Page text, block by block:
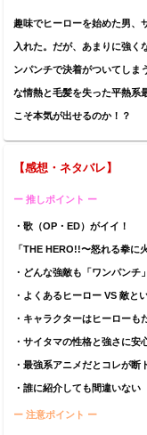
趣味でヒーローを始めた男、
入れた。だが、あまりに強く
ンパンチで決着がついてしま
な情熱と毛髪を失った平熱系
こそ本気が出せるのか！？
【感想・ネタバレ】
ー 推しポイント ー
・歌（OP・ED）がイイ！
「THE HERO!!〜怒れる拳に
・どんな強敵も「ワンパン
・よくあるヒーロー VS 敵と
・キャラクターはヒーローも
・サイタマの性格と強さに
・最強系アニメだとコレが断
・誰に紹介しても間違いない
ー 注意ポイント ー